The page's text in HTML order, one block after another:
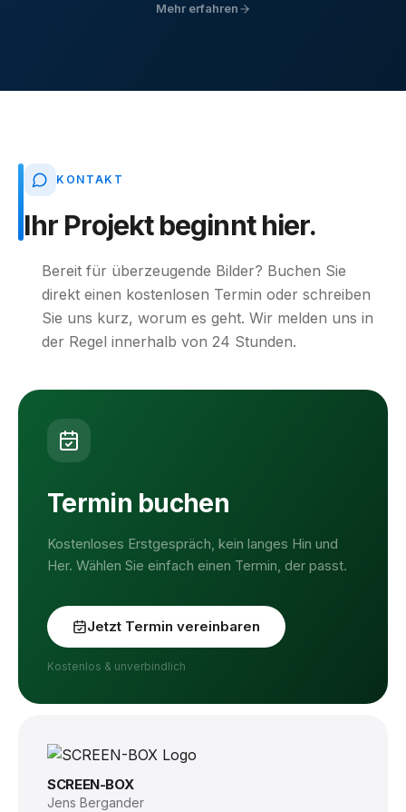
Mehr erfahren
KONTAKT
Ihr Projekt beginnt hier.
Bereit für überzeugende Bilder? Buchen Sie
direkt einen kostenlosen Termin oder schreiben
Sie uns kurz, worum es geht. Wir melden uns in
der Regel innerhalb von 24 Stunden.
Termin buchen
Kostenloses Erstgespräch, kein langes Hin und
Her. Wählen Sie einfach einen Termin, der passt.
Jetzt Termin vereinbaren
Kostenlos & unverbindlich
SCREEN-BOX
Jens Bergander